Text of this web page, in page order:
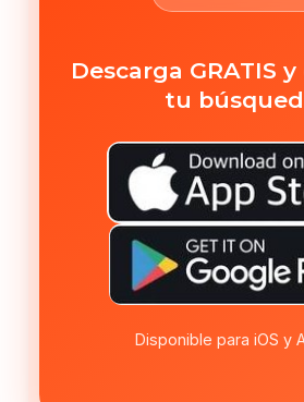
Descarga GRATIS
tu
Disponible para iOS y